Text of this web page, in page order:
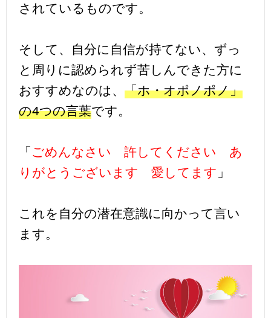
されているものです。
そして、自分に自信が持てない、ずっ
と周りに認められず苦しんできた方に
おすすめなのは、 「ホ・オポノポノ」
の4つの言葉です。
「 ごめんなさい 許してください あ
りがとうございます 愛してます 」
これを自分の潜在意識に向かって言い
ます。